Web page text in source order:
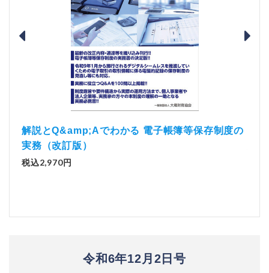
解説とQ&amp;Aでわかる 電子帳簿等保存制度の
実務（改訂版）
税込2,970円
令和6年12月2日号